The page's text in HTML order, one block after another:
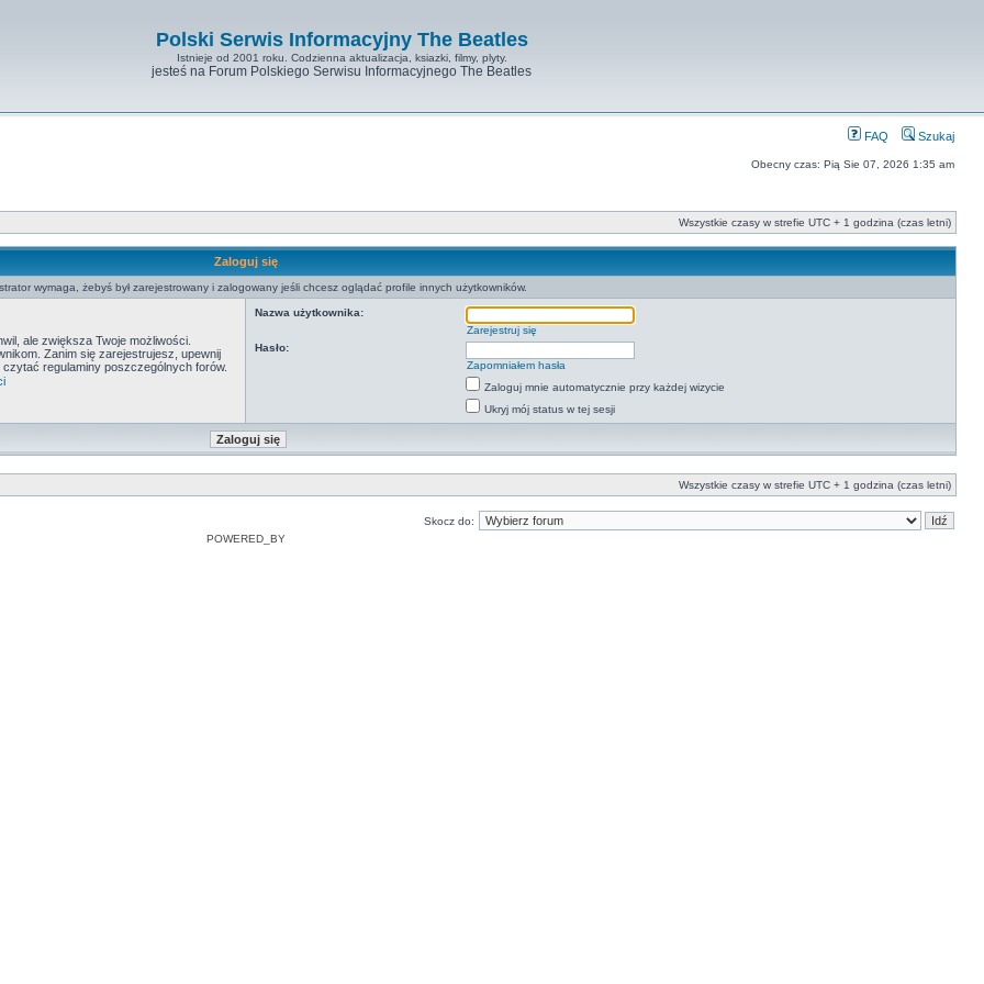
Polski Serwis Informacyjny The Beatles
Istnieje od 2001 roku. Codzienna aktualizacja, ksiazki, filmy, plyty.
jesteś na Forum Polskiego Serwisu Informacyjnego The Beatles
FAQ Szukaj
Obecny czas: Pią Sie 07, 2026 1:35 am
Wszystkie czasy w strefie UTC + 1 godzina (czas letni)
Zaloguj się
wymaga, żebyś był zarejestrowany i zalogowany jeśli chcesz oglądać profile innych użytkowników.
ale zwiększa Twoje możliwości.
Zanim się zarejestrujesz, upewnij
regulaminy poszczególnych forów.
Nazwa użytkownika:
Zarejestruj się
Hasło:
Zapomniałem hasła
Zaloguj mnie automatycznie przy każdej wizycie
Ukryj mój status w tej sesji
Wszystkie czasy w strefie UTC + 1 godzina (czas letni)
Skocz do:
POWERED_BY